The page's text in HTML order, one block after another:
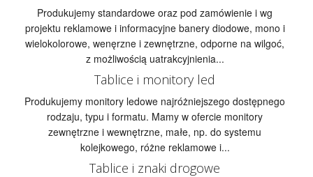
Produkujemy standardowe oraz pod zamówienie i wg
projektu reklamowe i informacyjne banery diodowe, mono i
wielokolorowe, wenęrzne i zewnętrzne, odporne na wilgoć,
z możliwością uatrakcyjnienia...
Tablice i monitory led
Produkujemy monitory ledowe najróżniejszego dostępnego
rodzaju, typu i formatu. Mamy w ofercie monitory
zewnętrzne i wewnętrzne, małe, np. do systemu
kolejkowego, różne reklamowe i...
Tablice i znaki drogowe